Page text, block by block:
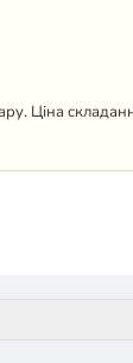
Ціна